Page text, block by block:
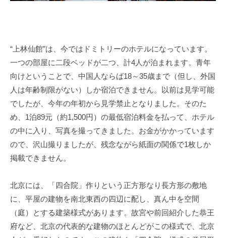
“ 上林仙館”は、今ではドミトリーのホテルになっています。
一つの部屋に二段ベッドが二つ、計4人が泊まれます。青年
向けということで、中国人ならば18～35歳まで（但し、外国
人は年齢制限がない）しか宿泊できません。以前は見学可能
でしたが、今年の年初から見学禁止となりました。そのた
め、 1泊89元（約1,500円）の最低宿泊料金を払って、ホテル
の中に入り、写真を撮ってきました。お金がかかっています
ので、沢山撮りましたが、残念ながら紙面の関係で1枚しか
掲載できません。
北京には、「四合院」作りという正方形なり長方形の敷地
に、平屋の建物を南北東西の四辺に配し、真ん中を空間
（庭）とする建築様式があります。故宮や前回紹介した恭王
府など、北京の代表的な建物のほとんどがこの様式で、北京